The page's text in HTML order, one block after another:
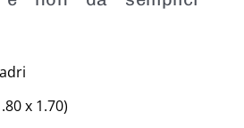
x 1.70)